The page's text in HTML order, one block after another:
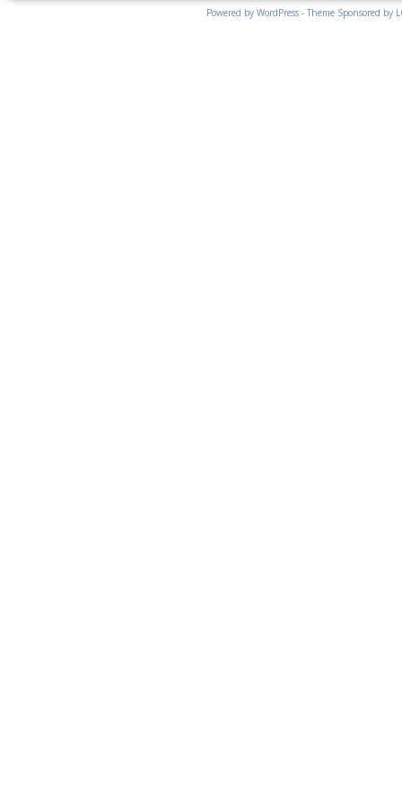
Powered by WordPress - Theme Sponsored by